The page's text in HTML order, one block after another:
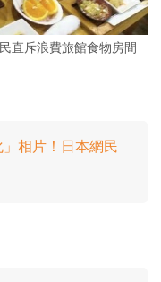
直斥浪費旅館食物房間
相片！日本網民